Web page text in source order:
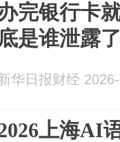
完银行卡
是谁泄露
华日报财经
上海AI